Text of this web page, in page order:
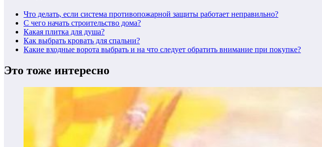
Что делать, если система противопожарной защиты работает неправильно?
С чего начать строительство дома?
Какая плитка для душа?
Как выбрать кровать для спальни?
Какие входные ворота выбрать и на что следует обратить внимание при покупке?
Это тоже интересно